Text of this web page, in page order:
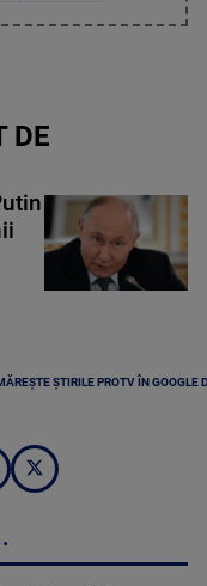
DE
ȘTIRILE PROTV ÎN GOOGLE